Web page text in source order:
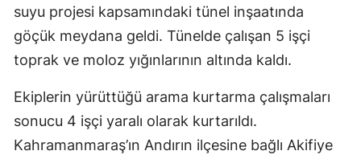
suyu projesi kapsamındaki tünel inşaatında
göçük meydana geldi. Tünelde çalışan 5 işçi
toprak ve moloz yığınlarının altında kaldı.
Ekiplerin yürüttüğü arama kurtarma çalışmaları
sonucu 4 işçi yaralı olarak kurtarıldı.
Kahramanmaraş’ın Andırın ilçesine bağlı Akifiye